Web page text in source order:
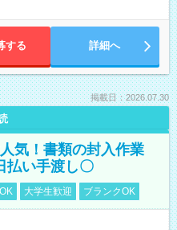
する 詳細へ
掲載日：2026.07.30
気！書類の封入作業
払い手渡し〇
大学生歓迎 ブランクOK